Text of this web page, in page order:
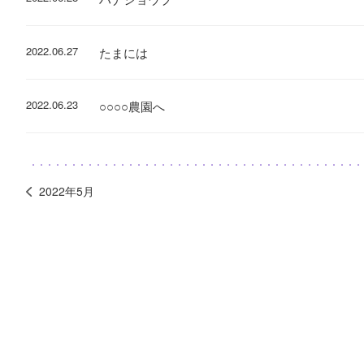
2022.06.27 たまには
2022.06.23 ○○○○農園へ
2022年5月